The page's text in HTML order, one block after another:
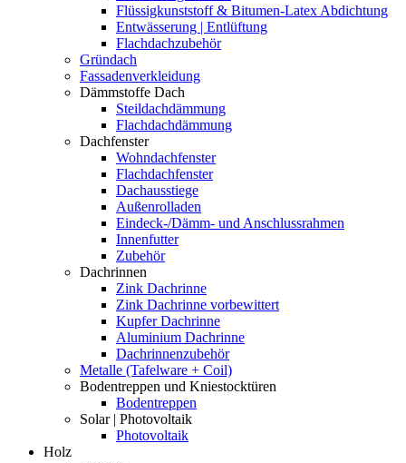
Flüssigkunststoff & Bitumen-Latex Abdichtung
Entwässerung | Entlüftung
Flachdachzubehör
Gründach
Fassadenverkleidung
Dämmstoffe Dach
Steildachdämmung
Flachdachdämmung
Dachfenster
Wohndachfenster
Flachdachfenster
Dachausstiege
Außenrolladen
Eindeck-/Dämm- und Anschlussrahmen
Innenfutter
Zubehör
Dachrinnen
Zink Dachrinne
Zink Dachrinne vorbewittert
Kupfer Dachrinne
Aluminium Dachrinne
Dachrinnenzubehör
Metalle (Tafelware + Coil)
Bodentreppen und Kniestocktüren
Bodentreppen
Solar | Photovoltaik
Photovoltaik
Holz